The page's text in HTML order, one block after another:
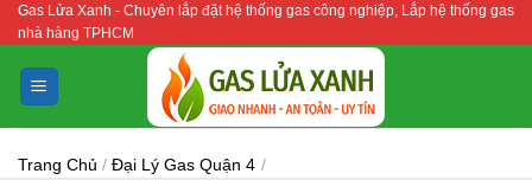
Bỏ
qua
nội
dung
Gas Lửa Xanh - Chuyên lắp đặt hệ thống gas công nghiệp, Lắp hệ thống gas
nhà hàng TPHCM
Trang Chủ / Đại Lý Gas Quận 4 /